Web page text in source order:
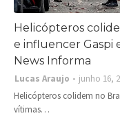
Helicópteros
e influencer Gaspi
News Informa
Lucas Araujo
junho 16,
Helicópteros colidem no
vítimas…